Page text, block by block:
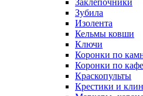
Заклёпочники
Зубила
Изолента
Кельмы ковши
Ключи
Коронки по
Коронки по
Краскопульты
Крестики и